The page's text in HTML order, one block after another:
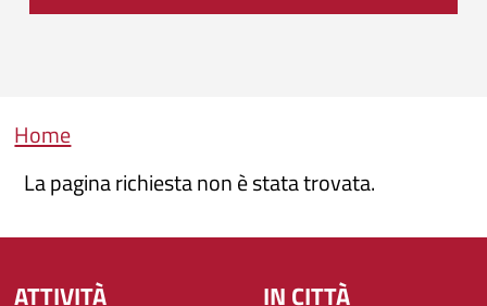
Briciole di pane
Home
La pagina richiesta non è stata trovata.
ATTIVITÀ
IN CITTÀ